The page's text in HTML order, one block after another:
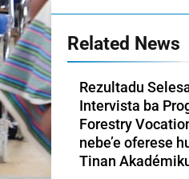
Related News
Rezultadu
Intervista ba
Forestry
nebe’e oferese
Tinan